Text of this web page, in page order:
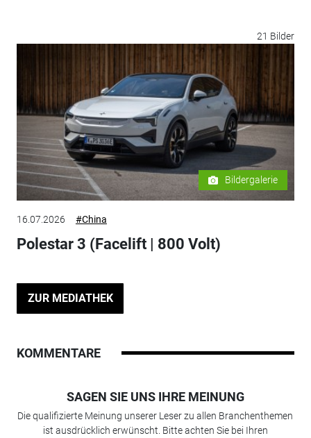
21 Bilder
Bildergalerie
16.07.2026 #China
Polestar 3 (Facelift | 800 Volt)
ZUR MEDIATHEK
KOMMENTARE
SAGEN SIE UNS IHRE MEINUNG
Die qualifizierte Meinung unserer Leser zu allen Branchenthemen
ist ausdrücklich erwünscht. Bitte achten Sie bei Ihren